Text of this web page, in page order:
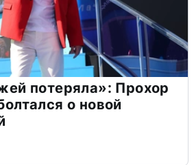
потеряла»: Прохор
о новой